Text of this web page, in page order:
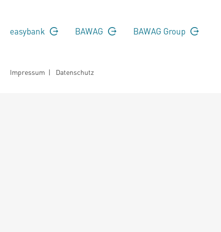
easybank BAWAG BAWAG Group
Impressum | Datenschutz